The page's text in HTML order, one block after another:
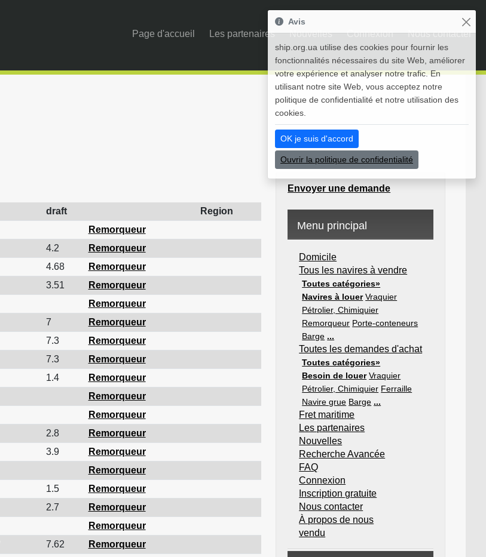
Page d'accueil Les partenaires Nouvelles Connexion Nous contacter
draft
Region
Remorqueur
4.2
Remorqueur
4.68
Remorqueur
3.51
Remorqueur
Remorqueur
7
Remorqueur
7.3
Remorqueur
7.3
Remorqueur
1.4
Remorqueur
Remorqueur
Remorqueur
2.8
Remorqueur
3.9
Remorqueur
Remorqueur
1.5
Remorqueur
2.7
Remorqueur
Remorqueur
7.62
Remorqueur
Envoyer une demande
Menu principal
Domicile
Tous les navires à vendre
Toutes catégories»
Navires à louer Vraquier
Pétrolier, Chimiquier
Remorqueur Porte-conteneurs
Barge ...
Toutes les demandes d'achat
Toutes catégories»
Besoin de louer Vraquier
Pétrolier, Chimiquier Ferraille
Navire grue Barge ...
Fret maritime
Les partenaires
Nouvelles
Recherche Avancée
FAQ
Connexion
Inscription gratuite
Nous contacter
À propos de nous
vendu
Avis
ship.org.ua utilise des cookies pour fournir les
fonctionnalités nécessaires du site Web, améliorer
votre expérience et analyser notre trafic. En
utilisant notre site Web, vous acceptez notre
politique de confidentialité et notre utilisation des
cookies.
OK je suis d'accord
Ouvrir la politique de confidentialité